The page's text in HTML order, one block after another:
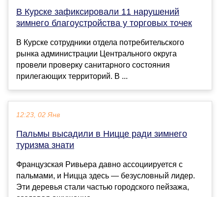
В Курске зафиксировали 11 нарушений
зимнего благоустройства у торговых точек
В Курске сотрудники отдела потребительского
рынка администрации Центрального округа
провели проверку санитарного состояния
прилегающих территорий. В ...
12:23, 02 Янв
Пальмы высадили в Ницце ради зимнего
туризма знати
Французская Ривьера давно ассоциируется с
пальмами, и Ницца здесь — безусловный лидер.
Эти деревья стали частью городского пейзажа,